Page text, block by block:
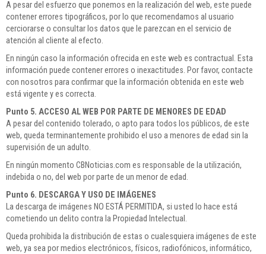
A pesar del esfuerzo que ponemos en la realización del web, este puede
contener errores tipográficos, por lo que recomendamos al usuario
cerciorarse o consultar los datos que le parezcan en el servicio de
atención al cliente al efecto.
En ningún caso la información ofrecida en este web es contractual. Esta
información puede contener errores o inexactitudes. Por favor, contacte
con nosotros para confirmar que la información obtenida en este web
está vigente y es correcta.
Punto 5. ACCESO AL WEB POR PARTE DE MENORES DE EDAD
A pesar del contenido tolerado, o apto para todos los públicos, de este
web, queda terminantemente prohibido el uso a menores de edad sin la
supervisión de un adulto.
En ningún momento CBNoticias.com es responsable de la utilización,
indebida o no, del web por parte de un menor de edad.
Punto 6. DESCARGA Y USO DE IMÁGENES
La descarga de imágenes NO ESTÁ PERMITIDA, si usted lo hace está
cometiendo un delito contra la Propiedad Intelectual.
Queda prohibida la distribución de estas o cualesquiera imágenes de este
web, ya sea por medios electrónicos, físicos, radiofónicos, informático,